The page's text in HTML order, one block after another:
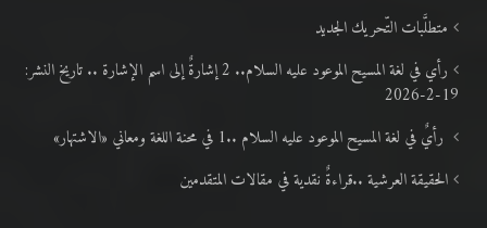
متطلَّبات التّحريك الجديد
رأي في لغة المسيح الموعود عليه السلام.. 2 إشارةٌ إلى اسم الإشارة .. تاريخ النشر:
19-2-2026
رأيٌ في لغة المسيح الموعود عليه السلام ..1 في محنة اللغة ومعاني «الاشتهار»
الحقيقة العرشية ..قراءةٌ نقدية في مقالات المتقدمين